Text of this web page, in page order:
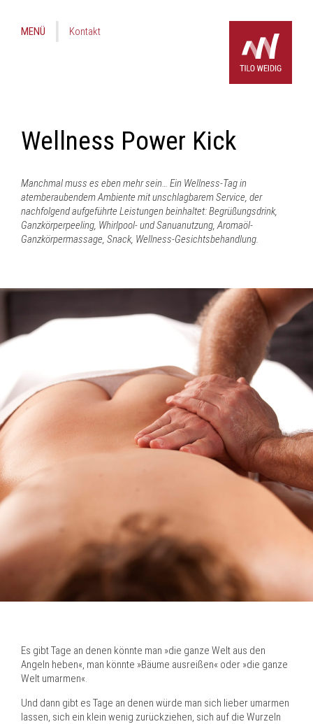
MENÜ Kontakt
Wellness Power Kick
Manchmal muss es eben mehr sein… Ein Wellness-Tag in
atemberaubendem Ambiente mit unschlagbarem Service, der
nachfolgend aufgeführte Leistungen beinhaltet: Begrüßungsdrink,
Ganzkörperpeeling, Whirlpool- und Sanuanutzung, Aromaöl-
Ganzkörpermassage, Snack, Wellness-Gesichtsbehandlung.
Es gibt Tage an denen könnte man »die ganze Welt aus den
Angeln heben«, man könnte »Bäume ausreißen« oder »die ganze
Welt umarmen«.
Und dann gibt es Tage an denen würde man sich lieber umarmen
lassen, sich ein klein wenig zurückziehen, sich auf die Wurzeln